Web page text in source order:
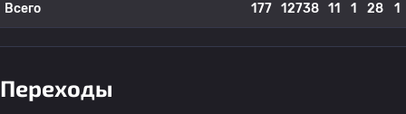
Всего 177 12738 11 1 28 1
Переходы